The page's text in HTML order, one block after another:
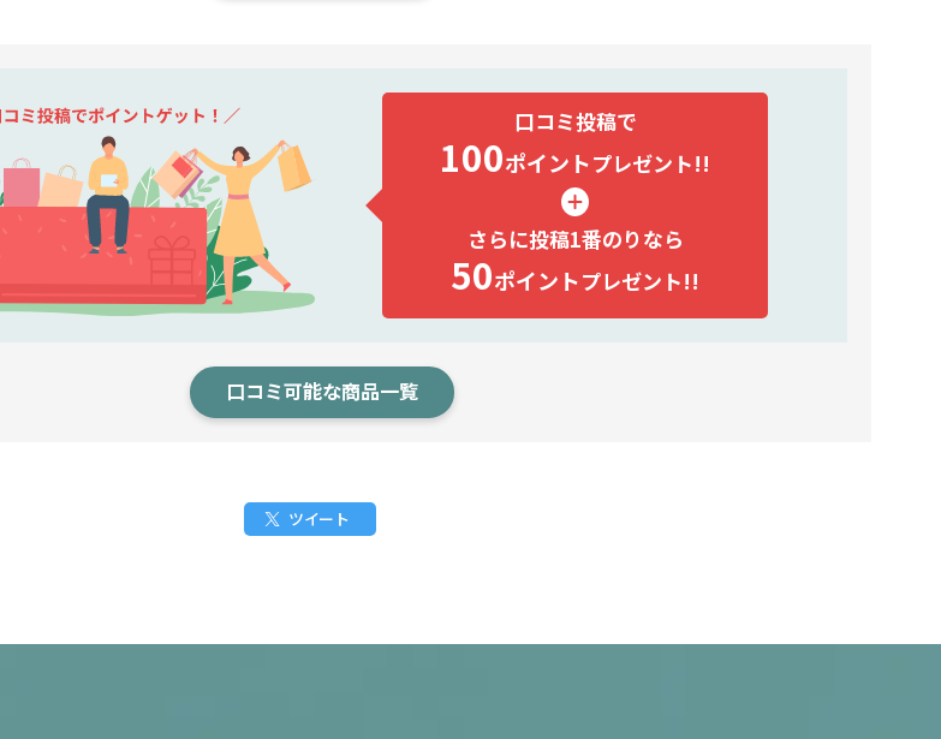
口コミ投稿で
100ポイントプレゼント!!
さらに投稿1番のりなら
50ポイントプレゼント!!
口コミ可能な商品一覧
ツイート